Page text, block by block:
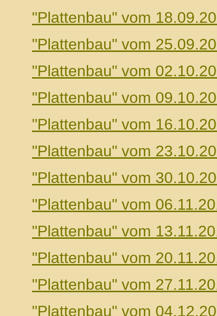
"Plattenbau" vom
"Plattenbau" vom
"Plattenbau" vom
"Plattenbau" vom
"Plattenbau" vom
"Plattenbau" vom
"Plattenbau" vom
"Plattenbau" vom
"Plattenbau" vom
"Plattenbau" vom
"Plattenbau" vom
"Plattenbau" vom